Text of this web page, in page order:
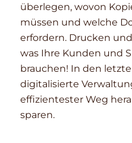
überlegen, wovon
müssen und welche
erfordern. Drucken
was Ihre Kunden und
brauchen! In den
digitalisierte
effizientester Weg
sparen.